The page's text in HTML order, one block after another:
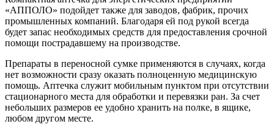
«АППОЛО» подойдет также для заводов, фабрик, прочих
промышленных компаний. Благодаря ей под рукой всегда
будет запас необходимых средств для предоставления срочной
помощи пострадавшему на производстве.
Препараты в переносной сумке применяются в случаях, когда
нет возможности сразу оказать полноценную медицинскую
помощь. Аптечка служит мобильным пунктом при отсутствии
стационарного места для обработки и перевязки ран. За счет
небольших размеров ее удобно хранить на полке, в ящике,
любом другом месте.